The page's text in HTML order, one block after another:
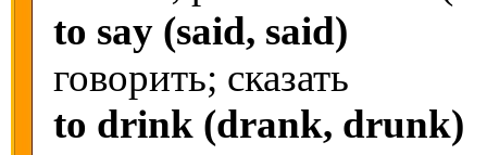
to say (said, said)
говорить; сказать
to drink (drank, drunk)